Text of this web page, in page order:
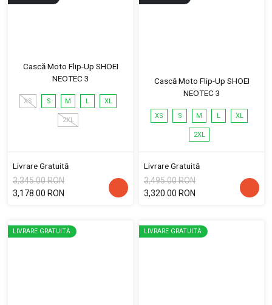
Cască Moto Flip-Up SHOEI
NEOTEC 3
XS S M L XL
2XL
Livrare Gratuită
3,345.00 RON
3,178.00 RON
Cască Moto Flip-Up SHOEI
NEOTEC 3
XS S M L XL
2XL
Livrare Gratuită
3,495.00 RON
3,320.00 RON
LIVRARE GRATUITĂ LIVRARE GRATUITĂ